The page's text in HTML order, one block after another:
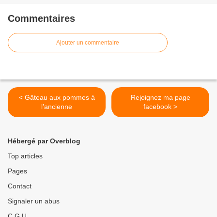
Commentaires
Ajouter un commentaire
< Gâteau aux pommes à
l’ancienne
Rejoignez ma page
facebook >
Hébergé par Overblog
Top articles
Pages
Contact
Signaler un abus